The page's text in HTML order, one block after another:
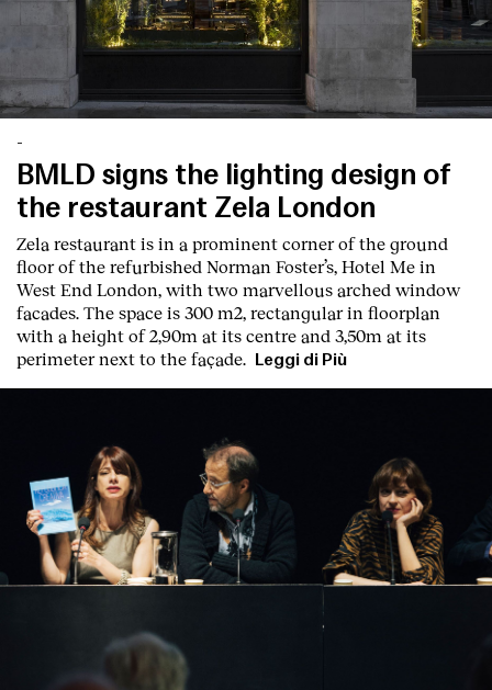
-
BMLD signs the lighting design of
the restaurant Zela London
Zela restaurant is in a prominent corner of the ground
floor of the refurbished Norman Foster’s, Hotel Me in
West End London, with two marvellous arched window
facades. The space is 300 m2, rectangular in floorplan
with a height of 2,90m at its centre and 3,50m at its
perimeter next to the façade.
Leggi di Più